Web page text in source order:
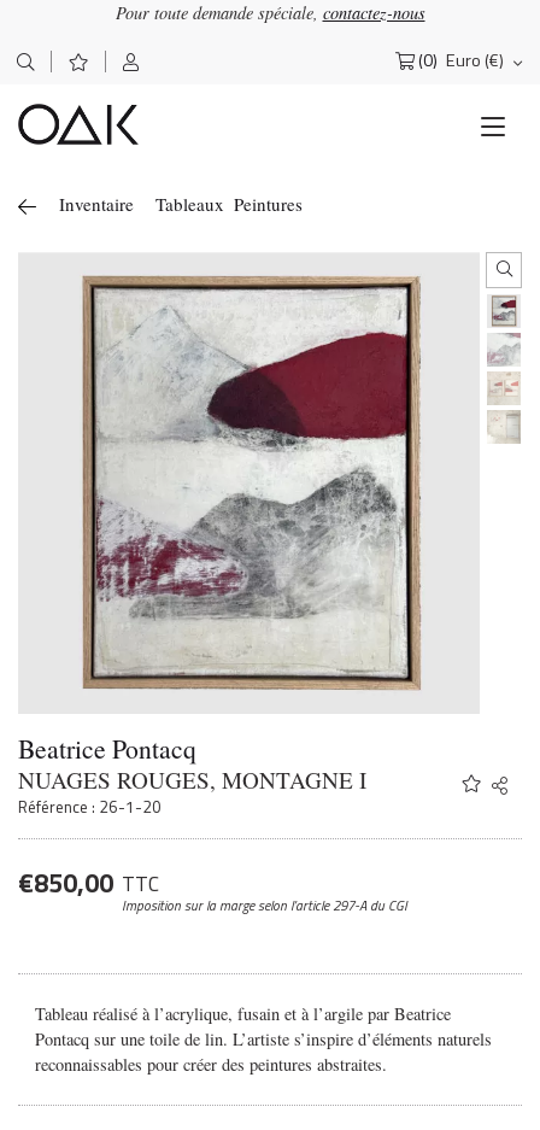
Pour toute demande spéciale, contactez-nous
(0) Euro (€)
Rechercher :
Inventaire Tableaux Peintures
Beatrice Pontacq
NUAGES ROUGES, MONTAGNE I
Référence : 26-1-20
Share
Twitter
€850,00 TTC
Imposition sur la margeselon l’article 297-A du CGI
Tableau réalisé à l’acrylique, fusain et à l’argile par Beatrice
Pontacq sur une toile de lin. L’artiste s’inspire d’éléments naturels
reconnaissables pour créer des peintures abstraites.
Lettre d'information OΔK
J'accepte de recevoir la newsletter OAK